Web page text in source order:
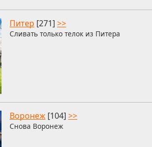
Питер [271] >>
Сливать только телок из Питера
Воронеж [104] >>
Снова Воронеж